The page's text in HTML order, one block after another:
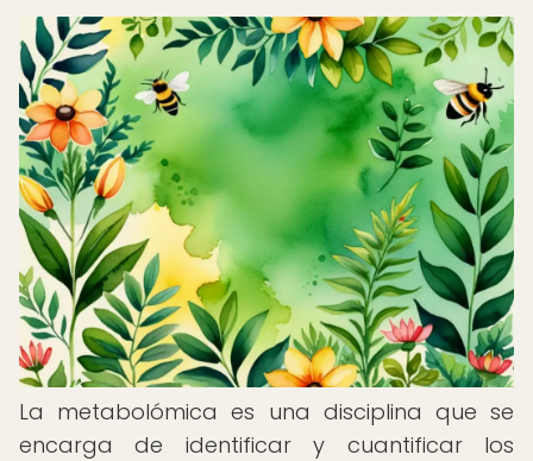
La metabolómica es una disciplina que se
encarga de identificar y cuantificar los